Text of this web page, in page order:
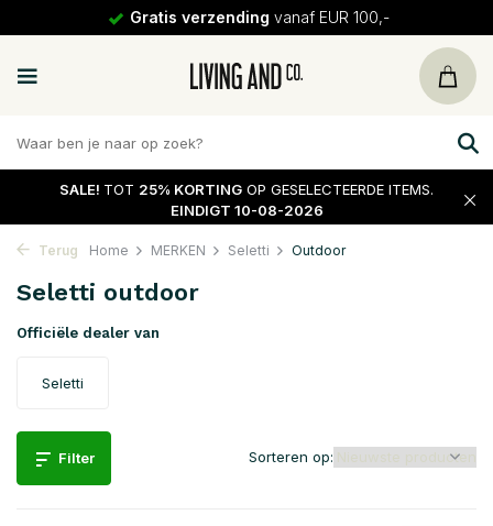
EUR 100,-
SALE! TOT 25% KORTING OP GESELECTEERDE ITEMS.
EINDIGT 10-08-2026
Terug Home MERKEN Seletti Outdoor
Seletti outdoor
Officiële dealer van
Seletti
Filter Sorteren op: